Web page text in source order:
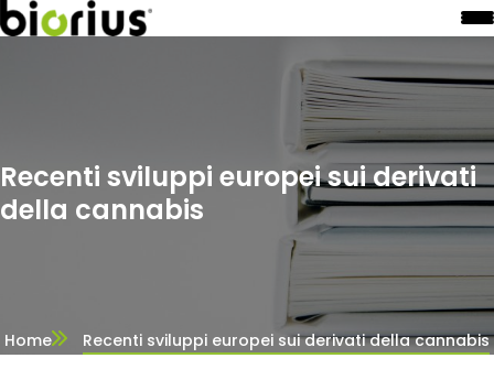
Recenti sviluppi europei sui derivati
della cannabis
Home Recenti sviluppi europei sui derivati della cannabis